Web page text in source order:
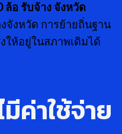
ล้อ รับจ้าง จังหวัด
จังหวัด การย้ายถิ่นฐาน
ให้อยู่ในสภาพเดิมได้
ค่าใช้จ่าย